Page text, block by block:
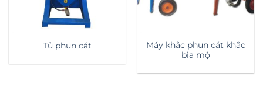
Tủ phun cát
Máy khắc phun cát khắc
bia mộ